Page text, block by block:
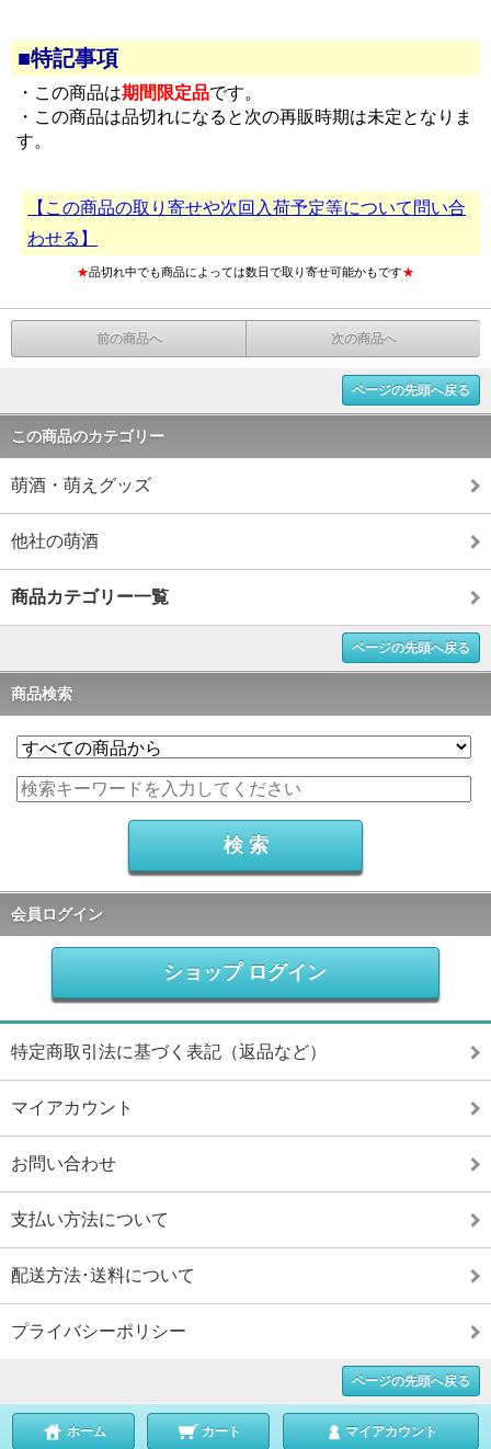
■特記事項
・この商品は期間限定品です。
・この商品は品切れになると次の再販時期は未定となりま
す。
【この商品の取り寄せや次回入荷予定等について問い合
わせる】
★品切れ中でも商品によっては数日で取り寄せ可能かもです★
前の商品へ 次の商品へ
ページの先頭へ戻る
この商品のカテゴリー
萌酒・萌えグッズ
他社の萌酒
商品カテゴリー一覧
ページの先頭へ戻る
商品検索
会員ログイン
ショップ ログイン
特定商取引法に基づく表記（返品など）
マイアカウント
お問い合わせ
支払い方法について
配送方法･送料について
プライバシーポリシー
ページの先頭へ戻る
ホーム カート マイアカウント